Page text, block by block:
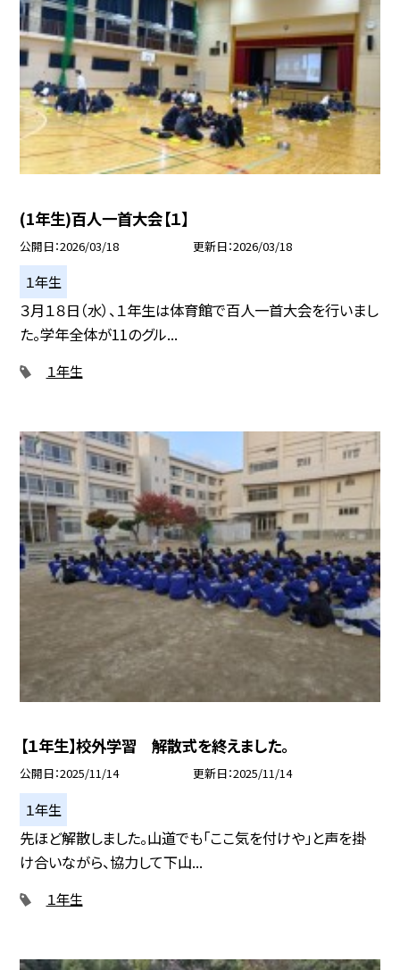
(1年生)百人一首大会【１】
公開日 2026/03/18 更新日 2026/03/18
１年生
３月１８日（水）、１年生は体育館で百人一首大会を行いまし
た。学年全体が11のグル...
１年生
【１年生】校外学習 解散式を終えました。
公開日 2025/11/14 更新日 2025/11/14
１年生
先ほど解散しました。山道でも「ここ気を付けや」と声を掛
け合いながら、協力して下山...
１年生